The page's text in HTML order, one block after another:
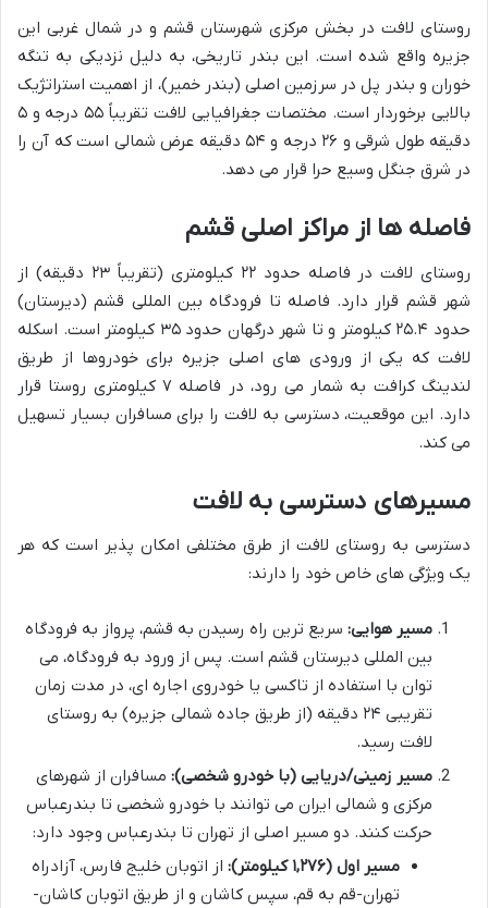
روستای لافت در بخش مرکزی شهرستان قشم و در شمال غربی این
جزیره واقع شده است. این بندر تاریخی، به دلیل نزدیکی به تنگه
خوران و بندر پل در سرزمین اصلی (بندر خمیر)، از اهمیت استراتژیک
بالایی برخوردار است. مختصات جغرافیایی لافت تقریباً ۵۵ درجه و ۵
دقیقه طول شرقی و ۲۶ درجه و ۵۴ دقیقه عرض شمالی است که آن را
در شرق جنگل وسیع حرا قرار می دهد.
فاصله ها از مراکز اصلی قشم
روستای لافت در فاصله حدود ۲۲ کیلومتری (تقریباً ۲۳ دقیقه) از
شهر قشم قرار دارد. فاصله تا فرودگاه بین المللی قشم (دیرستان)
حدود ۲۵.۴ کیلومتر و تا شهر درگهان حدود ۳۵ کیلومتر است. اسکله
لافت که یکی از ورودی های اصلی جزیره برای خودروها از طریق
لندینگ کرافت به شمار می رود، در فاصله ۷ کیلومتری روستا قرار
دارد. این موقعیت، دسترسی به لافت را برای مسافران بسیار تسهیل
می کند.
مسیرهای دسترسی به لافت
دسترسی به روستای لافت از طرق مختلفی امکان پذیر است که هر
یک ویژگی های خاص خود را دارند:
مسیر هوایی: سریع ترین راه رسیدن به قشم، پرواز به فرودگاه
بین المللی دیرستان قشم است. پس از ورود به فرودگاه، می
توان با استفاده از تاکسی یا خودروی اجاره ای، در مدت زمان
تقریبی ۲۴ دقیقه (از طریق جاده شمالی جزیره) به روستای
لافت رسید.
مسیر زمینی/دریایی (با خودرو شخصی): مسافران از شهرهای
مرکزی و شمالی ایران می توانند با خودرو شخصی تا بندرعباس
حرکت کنند. دو مسیر اصلی از تهران تا بندرعباس وجود دارد:
مسیر اول (۱,۲۷۶ کیلومتر):
از اتوبان خلیج فارس، آزادراه
تهران-قم به قم، سپس کاشان و از طریق اتوبان کاشان-